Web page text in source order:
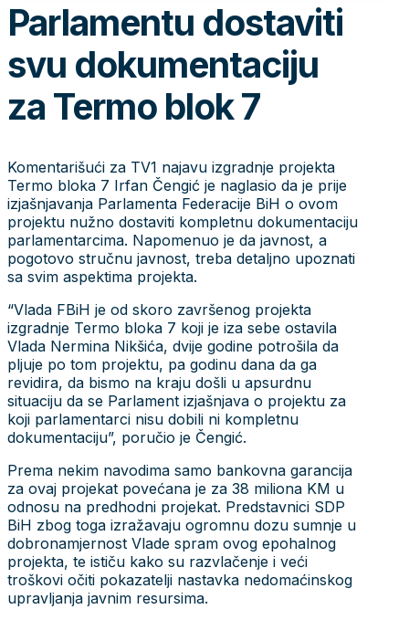
Parlamentu dostaviti
svu dokumentaciju
za Termo blok 7
Komentarišući za TV1 najavu izgradnje projekta
Termo bloka 7 Irfan Čengić je naglasio da je prije
izjašnjavanja Parlamenta Federacije BiH o ovom
projektu nužno dostaviti kompletnu dokumentaciju
parlamentarcima. Napomenuo je da javnost, a
pogotovo stručnu javnost, treba detaljno upoznati
sa svim aspektima projekta.
“Vlada FBiH je od skoro završenog projekta
izgradnje Termo bloka 7 koji je iza sebe ostavila
Vlada Nermina Nikšića, dvije godine potrošila da
pljuje po tom projektu, pa godinu dana da ga
revidira, da bismo na kraju došli u apsurdnu
situaciju da se Parlament izjašnjava o projektu za
koji parlamentarci nisu dobili ni kompletnu
dokumentaciju”, poručio je Čengić.
Prema nekim navodima samo bankovna garancija
za ovaj projekat povećana je za 38 miliona KM u
odnosu na predhodni projekat. Predstavnici SDP
BiH zbog toga izražavaju ogromnu dozu sumnje u
dobronamjernost Vlade spram ovog epohalnog
projekta, te ističu kako su razvlačenje i veći
troškovi očiti pokazatelji nastavka nedomaćinskog
upravljanja javnim resursima.